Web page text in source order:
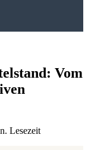
Vom
Lesezeit